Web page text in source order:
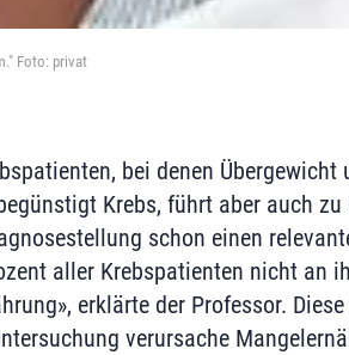
Foto: privat
bei denen Übergewicht
Krebs, führt aber auch
schon einen
aller Krebspatienten nicht an
erklärte der Professor.
verursache